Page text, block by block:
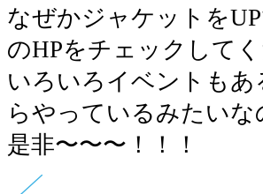
なぜかジャケットを
のHPをチェックしてく
いろいろイベントもあ
らやっているみたいな
是非〜〜〜！！！